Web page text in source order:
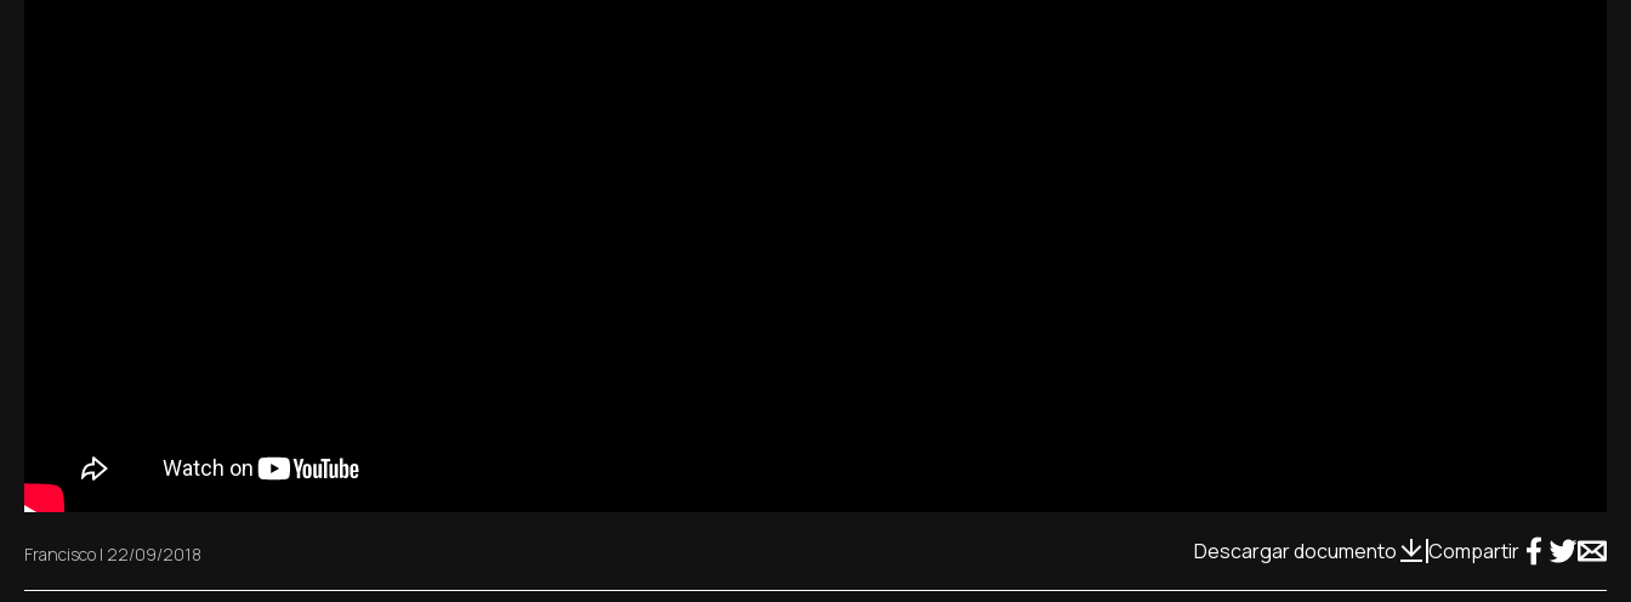
Francisco | 22/09/2018 Descargar documento Compartir